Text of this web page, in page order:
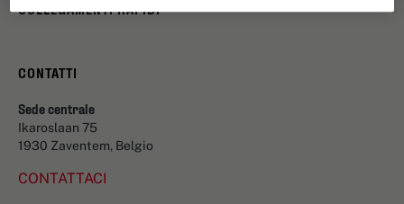
COLLEGAMENTI RAPIDI
CONTATTI
Sede centrale
Ikaroslaan 75
1930 Zaventem, Belgio
CONTATTACI